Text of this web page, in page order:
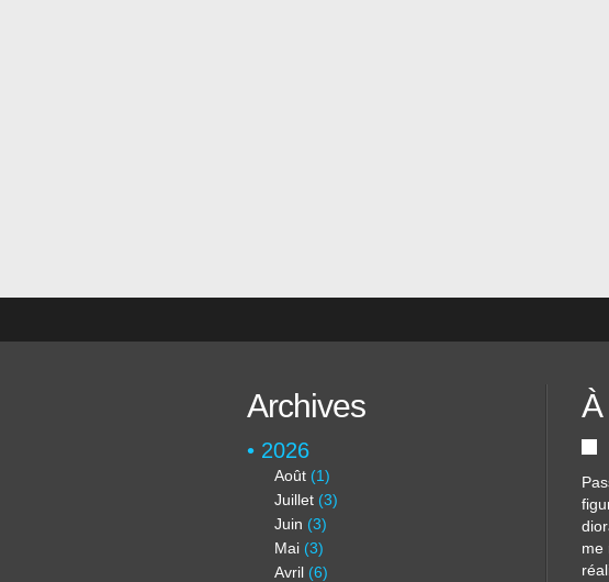
Archives
2026
Août (1)
Juillet (3)
Juin (3)
Mai (3)
Avril (6)
À
me